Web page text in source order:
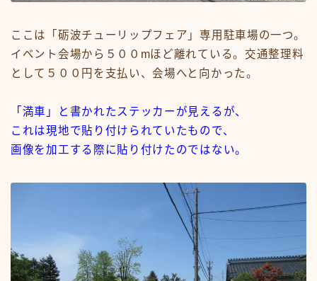
ここは「砺波チューリップフェア」専用駐車場の一つ。
イベント会場から５００mほど離れている。交通整理料
として５００円を支払い、会場へと向かった。
「満車」と書かれたステッカーが見えるが、
これは現地で貼り付けられていたもので、
画像を加工する際に貼り付けたのではない。